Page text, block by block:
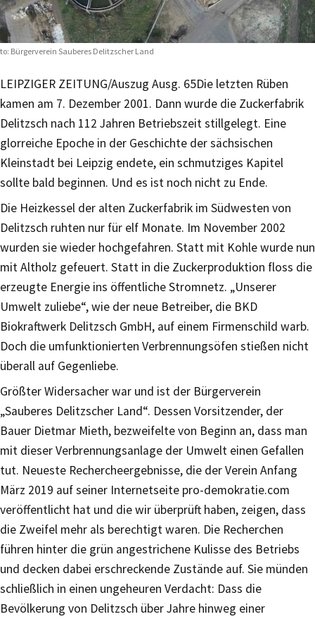
Bürgerverein Sauberes Delitzscher Land
LEIPZIGER ZEITUNG/Auszug Ausg. 65Die letzten Rüben
kamen am 7. Dezember 2001. Dann wurde die Zuckerfabrik
Delitzsch nach 112 Jahren Betriebszeit stillgelegt. Eine
glorreiche Epoche in der Geschichte der sächsischen
Kleinstadt bei Leipzig endete, ein schmutziges Kapitel
sollte bald beginnen. Und es ist noch nicht zu Ende.
Die Heizkessel der alten Zuckerfabrik im Südwesten von
Delitzsch ruhten nur für elf Monate. Im November 2002
wurden sie wieder hochgefahren. Statt mit Kohle wurde nun
mit Altholz gefeuert. Statt in die Zuckerproduktion floss die
erzeugte Energie ins öffentliche Stromnetz. „Unserer
Umwelt zuliebe“, wie der neue Betreiber, die BKD
Biokraftwerk Delitzsch GmbH, auf einem Firmenschild warb.
Doch die umfunktionierten Verbrennungsöfen stießen nicht
überall auf Gegenliebe.
Größter Widersacher war und ist der Bürgerverein
„Sauberes Delitzscher Land“. Dessen Vorsitzender, der
Bauer Dietmar Mieth, bezweifelte von Beginn an, dass man
mit dieser Verbrennungsanlage der Umwelt einen Gefallen
tut. Neueste Rechercheergebnisse, die der Verein Anfang
März 2019 auf seiner Internetseite pro-demokratie.com
veröffentlicht hat und die wir überprüft haben, zeigen, dass
die Zweifel mehr als berechtigt waren. Die Recherchen
führen hinter die grün angestrichene Kulisse des Betriebs
und decken dabei erschreckende Zustände auf. Sie münden
schließlich in einen ungeheuren Verdacht: Dass die
Bevölkerung von Delitzsch über Jahre hinweg einer